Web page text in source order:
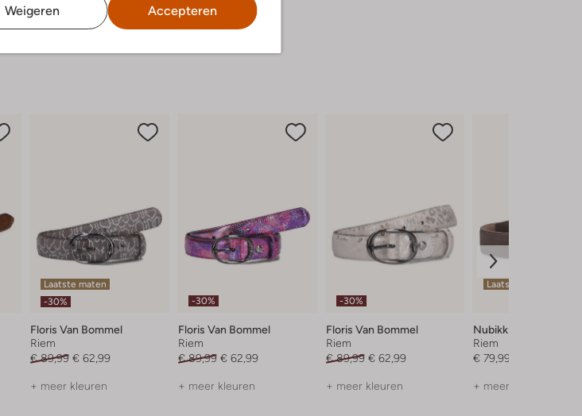
Weigeren Accepteren
Laatste maten
-30%
Floris Van Bommel
Riem
€ 89,99 € 62,99
+ meer kleuren
-30%
Floris Van Bommel
Riem
€ 89,99 € 62,99
+ meer kleuren
-30%
Floris Van Bommel
Riem
€ 89,99 € 62,99
+ meer kleuren
Laatste maten
Nubikk
Riem
€ 79,99
+ meer kleuren